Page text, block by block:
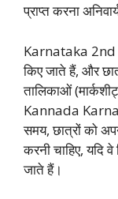
प्राप्त करना
Karnataka 2nd
किए जाते हैं, और
तालिकाओं
Kannada
समय, छात्रों को
करनी चाहिए, यदि
जाते हैं।